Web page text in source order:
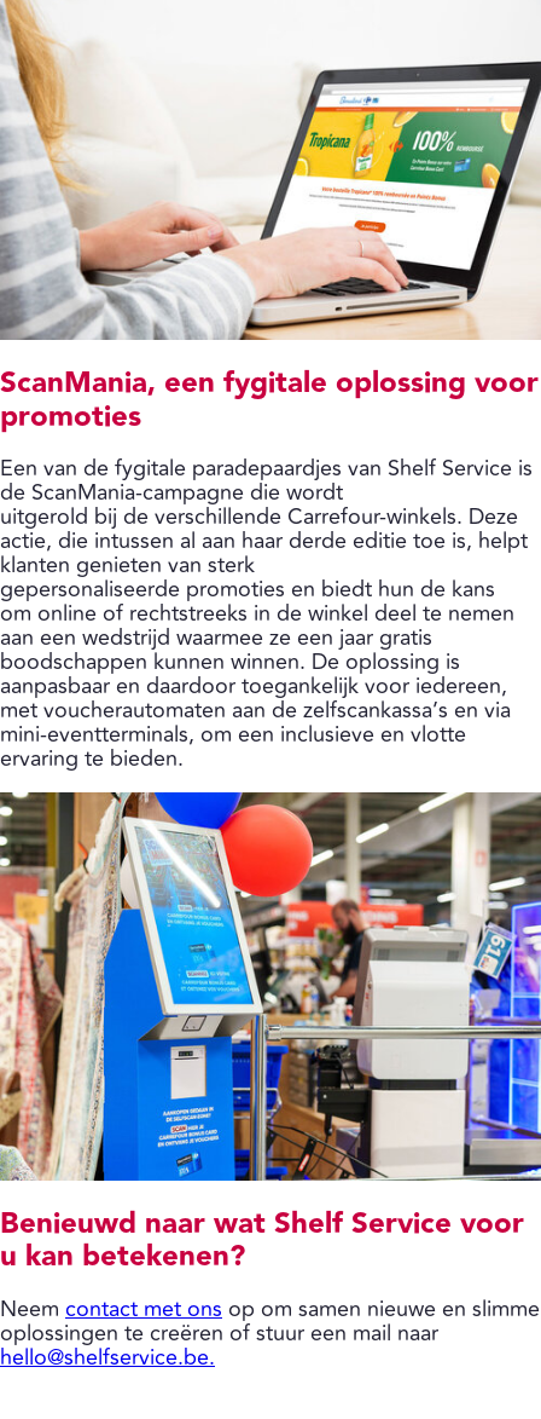
ScanMania, een fygitale oplossing voor
promoties
Een van de fygitale paradepaardjes van Shelf Service is
de ScanMania-campagne die wordt
uitgerold bij de verschillende Carrefour-winkels. Deze
actie, die intussen al aan haar derde editie toe is, helpt
klanten genieten van sterk
gepersonaliseerde promoties en biedt hun de kans
om online of rechtstreeks in de winkel deel te nemen
aan een wedstrijd waarmee ze een jaar gratis
boodschappen kunnen winnen. De oplossing is
aanpasbaar en daardoor toegankelijk voor iedereen,
met voucherautomaten aan de zelfscankassa’s en via
mini-eventterminals, om een inclusieve en vlotte
ervaring te bieden.
Benieuwd naar wat Shelf Service voor
u kan betekenen?
Neem contact met onsop om samen nieuwe en slimme
oplossingen te creëren of stuur een mail naar
hello@shelfservice.be.